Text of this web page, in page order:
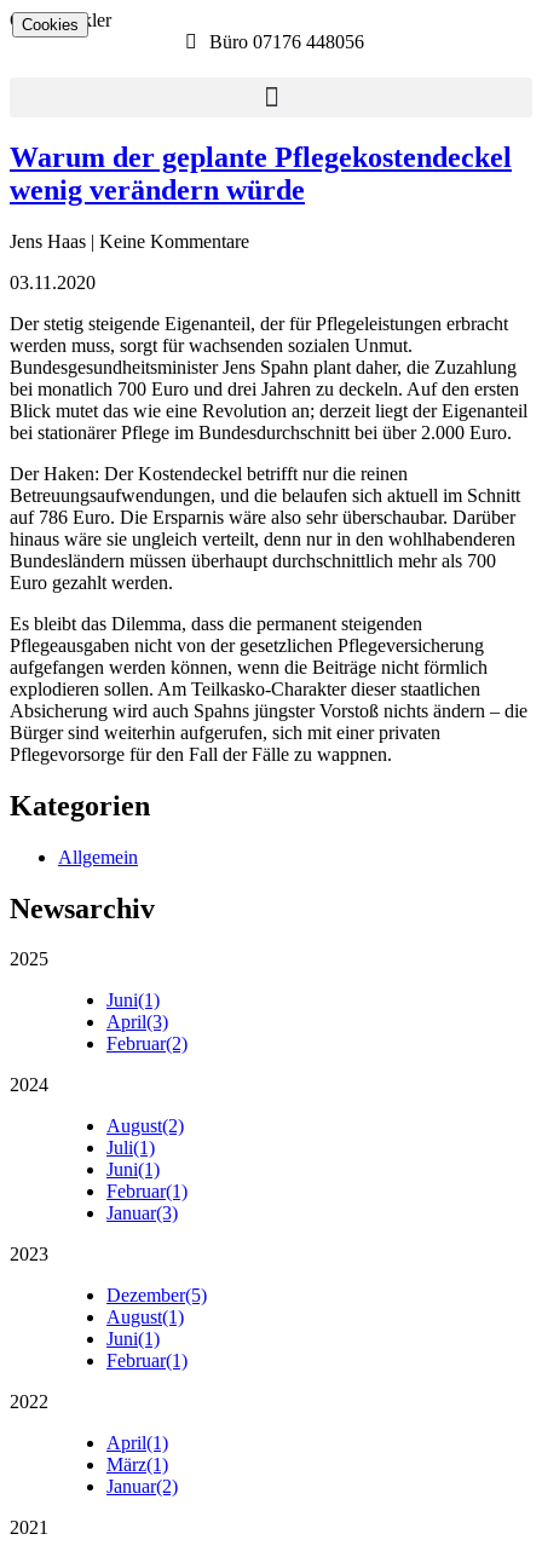
Ostalb­makler
Büro 07176 448056​
Warum der geplante Pflegekostendeckel
wenig verändern würde
Jens Haas | Keine Kommentare
03.11.2020
Der stetig steigende Eigenanteil, der für Pflegeleistungen erbracht
werden muss, sorgt für wachsenden sozialen Unmut.
Bundesgesundheitsminister Jens Spahn plant daher, die Zuzahlung
bei monatlich 700 Euro und drei Jahren zu deckeln. Auf den ersten
Blick mutet das wie eine Revolution an; derzeit liegt der Eigenanteil
bei stationärer Pflege im Bundesdurchschnitt bei über 2.000 Euro.
Der Haken: Der Kostendeckel betrifft nur die reinen
Betreuungsaufwendungen, und die belaufen sich aktuell im Schnitt
auf 786 Euro. Die Ersparnis wäre also sehr überschaubar. Darüber
hinaus wäre sie ungleich verteilt, denn nur in den wohlhabenderen
Bundesländern müssen überhaupt durchschnittlich mehr als 700
Euro gezahlt werden.
Es bleibt das Dilemma, dass die permanent steigenden
Pflegeausgaben nicht von der gesetzlichen Pflegeversicherung
aufgefangen werden können, wenn die Beiträge nicht förmlich
explodieren sollen. Am Teilkasko-Charakter dieser staatlichen
Absicherung wird auch Spahns jüngster Vorstoß nichts ändern – die
Bürger sind weiterhin aufgerufen, sich mit einer privaten
Pflegevorsorge für den Fall der Fälle zu wappnen.
Kategorien
Allgemein
Newsarchiv
2025
Juni(1)
April(3)
Februar(2)
2024
August(2)
Juli(1)
Juni(1)
Februar(1)
Januar(3)
2023
Dezember(5)
August(1)
Juni(1)
Februar(1)
2022
April(1)
März(1)
Januar(2)
2021
Cookies